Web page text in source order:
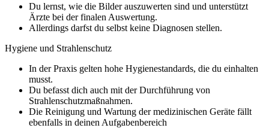
Du lernst, wie die Bilder auszuwerten sind und unterstützt
Ärzte bei der finalen Auswertung.
Allerdings darfst du selbst keine Diagnosen stellen.
Hygiene und Strahlenschutz
In der Praxis gelten hohe Hygienestandards, die du einhalten
musst.
Du befasst dich auch mit der Durchführung von
Strahlenschutzmaßnahmen.
Die Reinigung und Wartung der medizinischen Geräte fällt
ebenfalls in deinen Aufgabenbereich